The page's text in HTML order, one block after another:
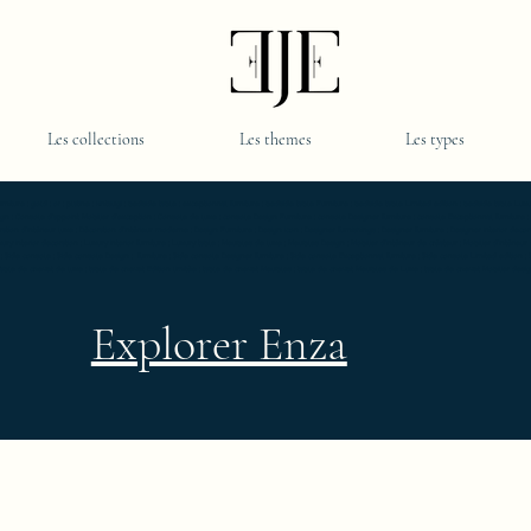
Les collections Les themes Les types
Explorer Enza